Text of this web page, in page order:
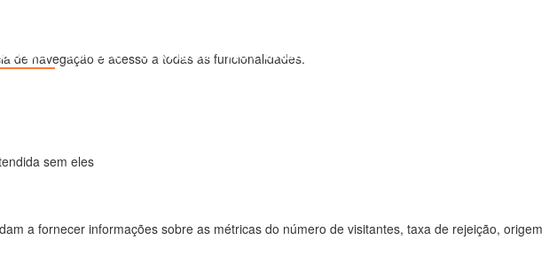
de navegação e acesso a todas as funcionalidades.
sem eles
a fornecer informações sobre as métricas do número de visitantes, taxa de rejeição, origem
NOVAS USADAS SERVIÇOS NOVIDADES